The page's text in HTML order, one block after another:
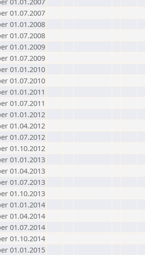
01.07.2007
01.01.2008
01.07.2008
01.01.2009
01.07.2009
01.01.2010
01.07.2010
01.01.2011
01.07.2011
01.01.2012
01.04.2012
01.07.2012
01.10.2012
01.01.2013
01.04.2013
01.07.2013
01.10.2013
01.01.2014
01.04.2014
01.07.2014
01.10.2014
01.01.2015